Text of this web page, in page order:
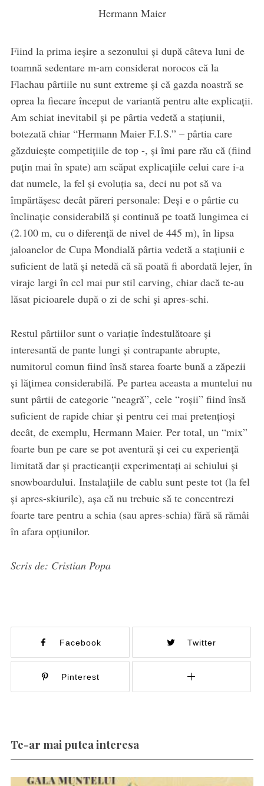
Hermann Maier
Fiind la prima ieşire a sezonului şi după câteva luni de
toamnă sedentare m-am considerat norocos că la
Flachau pârtiile nu sunt extreme şi că gazda noastră se
oprea la fiecare început de variantă pentru alte explicaţii.
Am schiat inevitabil şi pe pârtia vedetă a staţiunii,
botezată chiar “Hermann Maier F.I.S.” – pârtia care
găzduieşte competiţiile de top -, şi îmi pare rău că (fiind
puţin mai în spate) am scăpat explicaţiile celui care i-a
dat numele, la fel şi evoluţia sa, deci nu pot să va
împărtăşesc decât păreri personale: Deşi e o pârtie cu
înclinaţie considerabilă şi continuă pe toată lungimea ei
(2.100 m, cu o diferenţă de nivel de 445 m), în lipsa
jaloanelor de Cupa Mondială pârtia vedetă a staţiunii e
suficient de lată şi netedă că să poată fi abordată lejer, în
viraje largi în cel mai pur stil carving, chiar dacă te-au
lăsat picioarele după o zi de schi şi apres-schi.
Restul pârtiilor sunt o variaţie îndestulătoare şi
interesantă de pante lungi şi contrapante abrupte,
numitorul comun fiind însă starea foarte bună a zăpezii
şi lăţimea considerabilă. Pe partea aceasta a muntelui nu
sunt pârtii de categorie “neagră”, cele “roşii” fiind însă
suficient de rapide chiar şi pentru cei mai pretenţioşi
decât, de exemplu, Hermann Maier. Per total, un “mix”
foarte bun pe care se pot aventură şi cei cu experienţă
limitată dar şi practicanţii experimentaţi ai schiului şi
snowboardului. Instalaţiile de cablu sunt peste tot (la fel
şi apres-skiurile), aşa că nu trebuie să te concentrezi
foarte tare pentru a schia (sau apres-schia) fără să rămâi
în afara opţiunilor.
Scris de: Cristian Popa
Facebook Twitter
Pinterest
Te-ar mai putea interesa